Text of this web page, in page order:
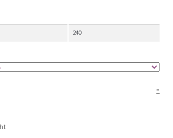
histórico
sermão
-